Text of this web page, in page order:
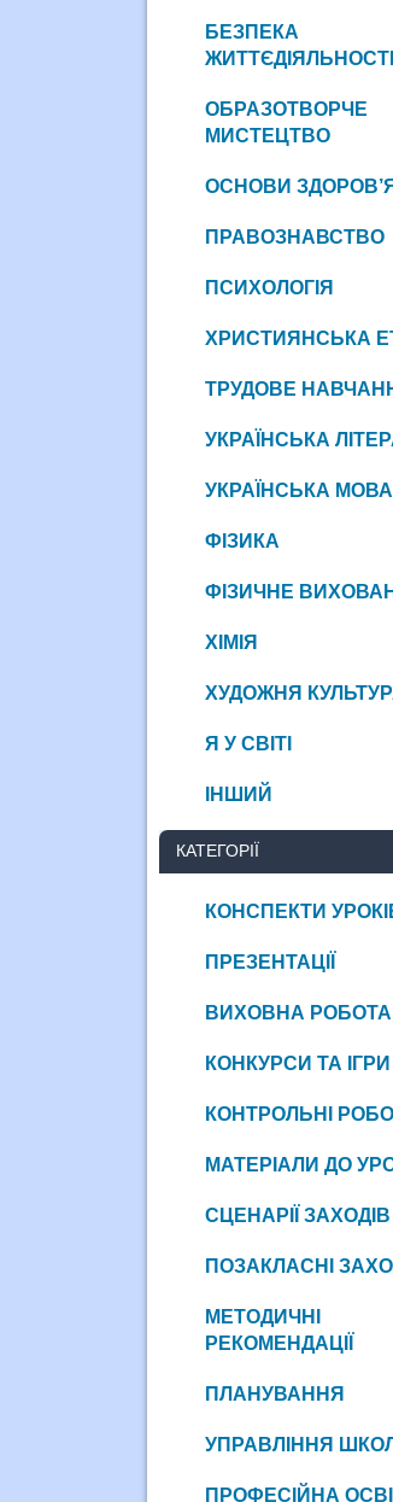
БЕЗПЕКА
ЖИТТЄДІЯЛЬНОСТІ
ОБРАЗОТВОРЧЕ
МИСТЕЦТВО
ОСНОВИ ЗДОРОВ’Я
ПРАВОЗНАВСТВО
ПСИХОЛОГІЯ
ХРИСТИЯНСЬКА
ТРУДОВЕ
УКРАЇНСЬКА
УКРАЇНСЬКА МОВА
ФІЗИКА
ФІЗИЧНЕ
ХІМІЯ
ХУДОЖНЯ
Я У СВІТІ
ІНШИЙ
КАТЕГОРІЇ
КОНСПЕКТИ
ПРЕЗЕНТАЦІЇ
ВИХОВНА РОБОТА
КОНКУРСИ ТА ІГРИ
КОНТРОЛЬНІ
МАТЕРІАЛИ ДО
СЦЕНАРІЇ ЗАХОДІВ
ПОЗАКЛАСНІ
МЕТОДИЧНІ
РЕКОМЕНДАЦІЇ
ПЛАНУВАННЯ
УПРАВЛІННЯ
ПРОФЕСІЙНА